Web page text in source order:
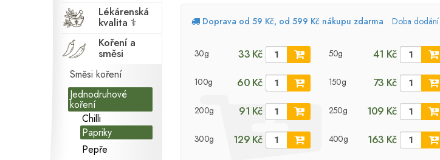
Lékárenská
kvalita ⚕
Koření a
směsi
Směsi koření
Jednodruhové
koření
Chilli
Papriky
Pepře
Doprava od 59 Kč, od 599 Kč nákupu zdarma Doba dodání
30g 33 Kč 50g 41 Kč
100g 60 Kč 150g 73 Kč
200g 91 Kč 250g 109 Kč
300g 129 Kč 400g 163 Kč